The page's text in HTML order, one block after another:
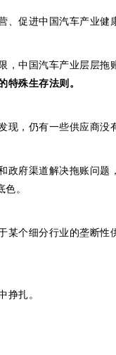
促进中国汽车产业健
，中国汽车产业层层拖
特殊生存法则。
现，仍有一些供应商没
政府渠道解决拖账问题
。
某个细分行业的垄断
挣扎。